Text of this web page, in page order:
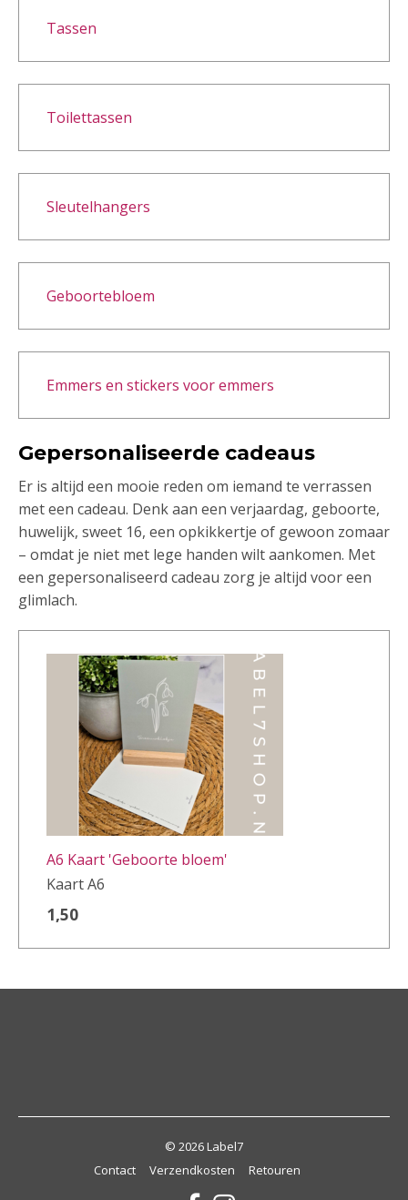
Tassen
Toilettassen
Sleutelhangers
Geboortebloem
Emmers en stickers voor emmers
Gepersonaliseerde cadeaus
Er is altijd een mooie reden om iemand te verrassen
met een cadeau. Denk aan een verjaardag, geboorte,
huwelijk, sweet 16, een opkikkertje of gewoon zomaar
– omdat je niet met lege handen wilt aankomen. Met
een gepersonaliseerd cadeau zorg je altijd voor een
glimlach.
A6 Kaart 'Geboorte bloem'
Kaart A6
1,50
© 2026 Label7
Contact
Verzendkosten Retouren